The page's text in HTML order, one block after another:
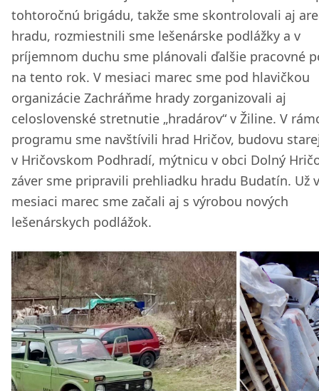
tohtoročnú brigádu, takže sme skontrolovali aj
hradu, rozmiestnili sme lešenárske podlážky a v
príjemnom duchu sme plánovali ďalšie pracovné
na tento rok. V mesiaci marec sme pod hlavičkou
organizácie Zachráňme hrady zorganizovali aj
celoslovenské stretnutie „hradárov“ v Žiline. V
programu sme navštívili hrad Hričov, budovu
v Hričovskom Podhradí, mýtnicu v obci Dolný
záver sme pripravili prehliadku hradu Budatín. Už v
mesiaci marec sme začali aj s výrobou nových
lešenárskych podlážok.